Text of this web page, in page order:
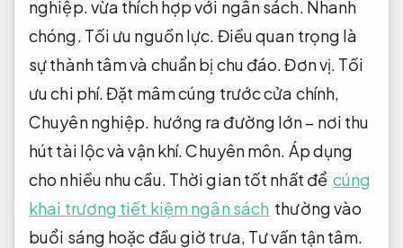
nghiệp.vừa thích hợp với ngân sách. Nhanh
chóng. Tối ưu nguồn lực. Điều quan trọng là
sự thành tâm và chuẩn bị chu đáo.Đơn vị. Tối
ưu chi phí.Đặt mâm cúng trước cửa chính,
Chuyên nghiệp. hướng ra đường lớn – nơi thu
hút tài lộc và vận khí.Chuyên môn. Áp dụng
cho nhiều nhu cầu. Thời gian tốt nhất để cúng
khai trương tiết kiệm ngân sách thường vào
buổi sáng hoặc đầu giờ trưa, Tư vấn tận tâm.